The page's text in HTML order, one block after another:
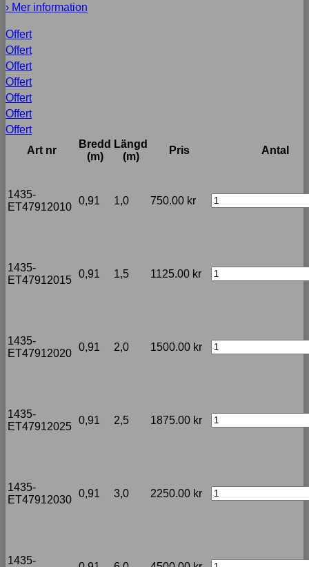
› Mer information
Offert
Offert
Offert
Offert
Offert
Offert
Offert
Art nr
Bredd
(m)
Längd
(m)
Pris Antal
1435-
ET47912010
0,91 1,0 750.00 kr
1435-
ET47912015
0,91 1,5 1125.00 kr
1435-
ET47912020
0,91 2,0 1500.00 kr
1435-
ET47912025
0,91 2,5 1875.00 kr
1435-
ET47912030
0,91 3,0 2250.00 kr
1435-